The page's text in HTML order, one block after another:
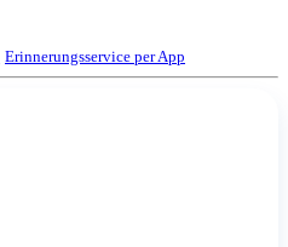
Erinnerungsservice per App